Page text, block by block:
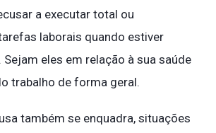
a executar total ou
laborais quando estiver
eles em relação à sua saúde
trabalho de forma geral.
também se enquadra, situações